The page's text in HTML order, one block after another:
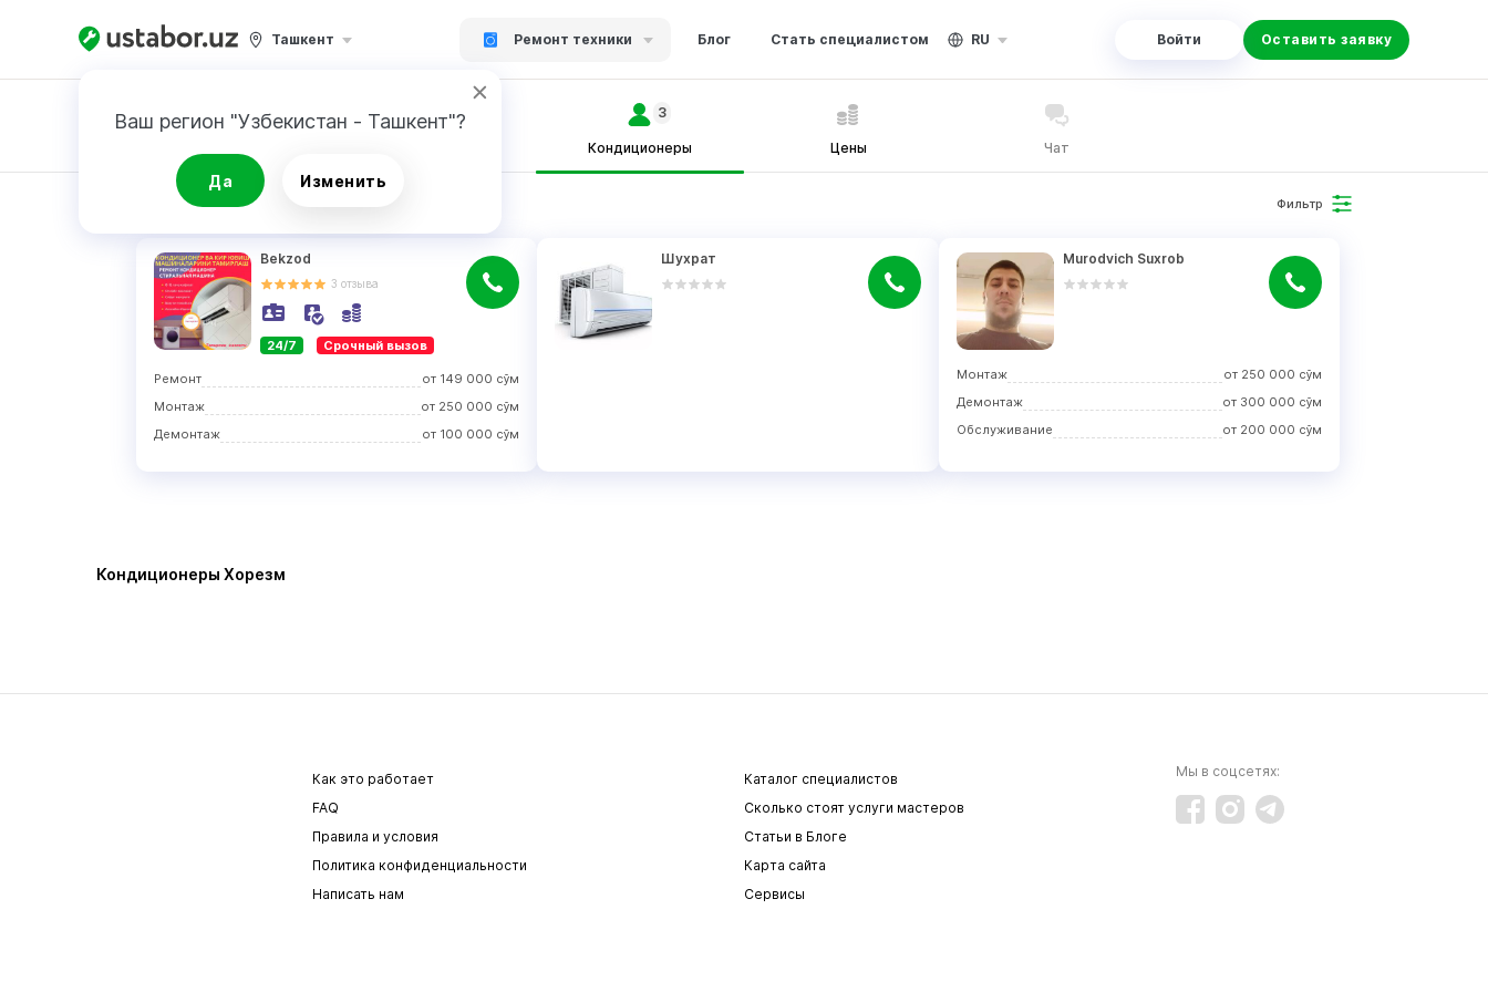
Ташкент Ремонт техники Блог Стать специалистом RU Войти Оставить заявку
Ваш регион "Узбекистан - Ташкент"?
Да Изменить
Кондиционеры
3
Цены Чат
РЕЗУЛЬТАТ Фильтр
Bekzod
3 отзыва
24/7 Срочный вызов
Ремонт от 149 000 сўм
Монтаж
от 250 000 сўм
Демонтаж
от 100 000 сўм
Шухрат Murodvich Suxrob
Монтаж от 250 000 сўм
Демонтаж
от 300 000 сўм
Обслуживание
от 200 000 сўм
Кондиционеры Хорезм
Как это работает
Каталог специалистов
FAQ
Сколько стоят услуги мастеров
Правила и условия
Статьи в Блоге
Политика конфиденциальности
Карта сайта
Написать нам
Сервисы
Мы в соцсетях: